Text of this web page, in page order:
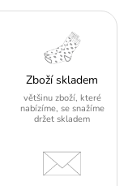
Zboží skladem
většinu zboží, které
nabízíme, se snažíme
držet skladem